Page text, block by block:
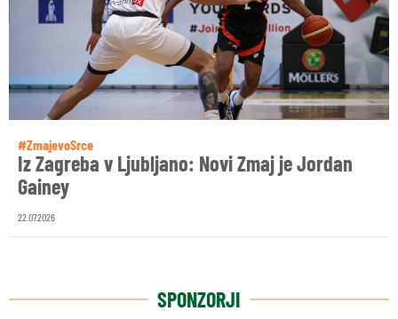
#ZmajevoSrce
Iz Zagreba v Ljubljano: Novi Zmaj je Jordan
Gainey
22.07.2026
SPONZORJI